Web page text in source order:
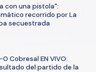
con una pistola":
recorrido por La
secuestrada
Cobresal EN VIVO:
del partido de la